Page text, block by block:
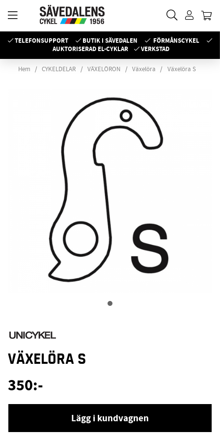
TELEFONSUPPORT BUTIK I SÄVEDALEN
FÖRMÅNSCYKEL
AUKTORISERAD EL-CYKLAR
VERKSTAD
Hem CYKELDELAR VÄXELÖRON Växelöra Växelöra S
VÄXELÖRA S
350:-
Lägg i kundvagnen